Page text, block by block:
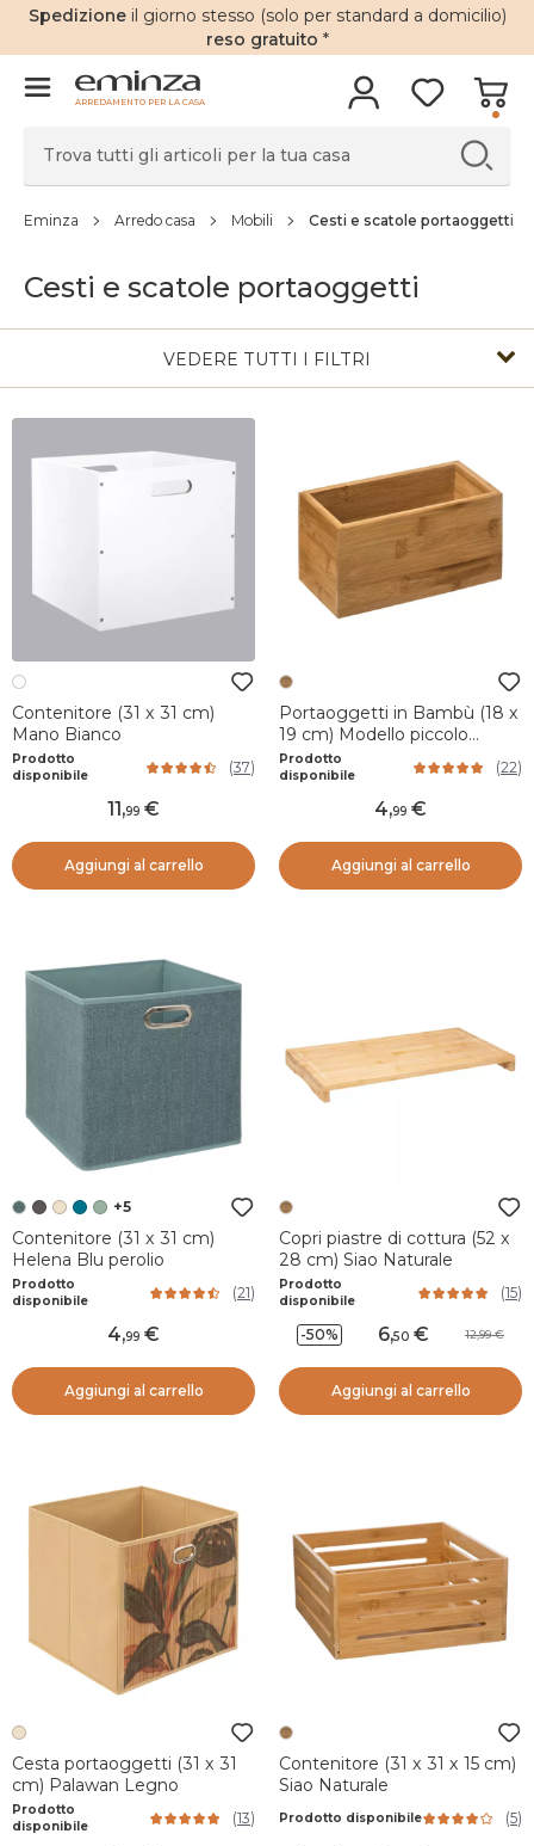
Spedizione il giorno stesso (solo per standard a domicilio)
reso gratuito *
ARREDAMENTO PER LA CASA
Eminza Arredo casa Mobili Cesti e scatole portaoggetti
Cesti e scatole portaoggetti
VEDERE TUTTI I FILTRI
Contenitore (31 x 31 cm)
Mano Bianco
Prodotto
disponibile
(37)
11,99
Aggiungi al carrello
Portaoggetti in Bambù (18 x
19 cm) Modello piccolo
Naturale
Prodotto
disponibile
(22)
4,99
Aggiungi al carrello
+5
Contenitore (31 x 31 cm)
Helena Blu perolio
Prodotto
disponibile
(21)
4,99
Aggiungi al carrello
Copri piastre di cottura (52 x
28 cm) Siao Naturale
Prodotto
disponibile
(15)
-50% 6,50 12,99
Aggiungi al carrello
Cesta portaoggetti (31 x 31
cm) Palawan Legno
Prodotto
disponibile
(13)
Contenitore (31 x 31 x 15 cm)
Siao Naturale
Prodotto disponibile (5)